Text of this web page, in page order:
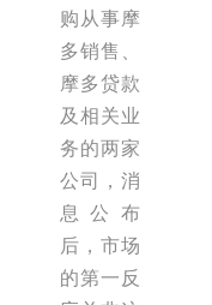
购从事摩
多销售、
摩多贷款
及相关业
务的两家
公司，消
息公布
后，市场
的第一反